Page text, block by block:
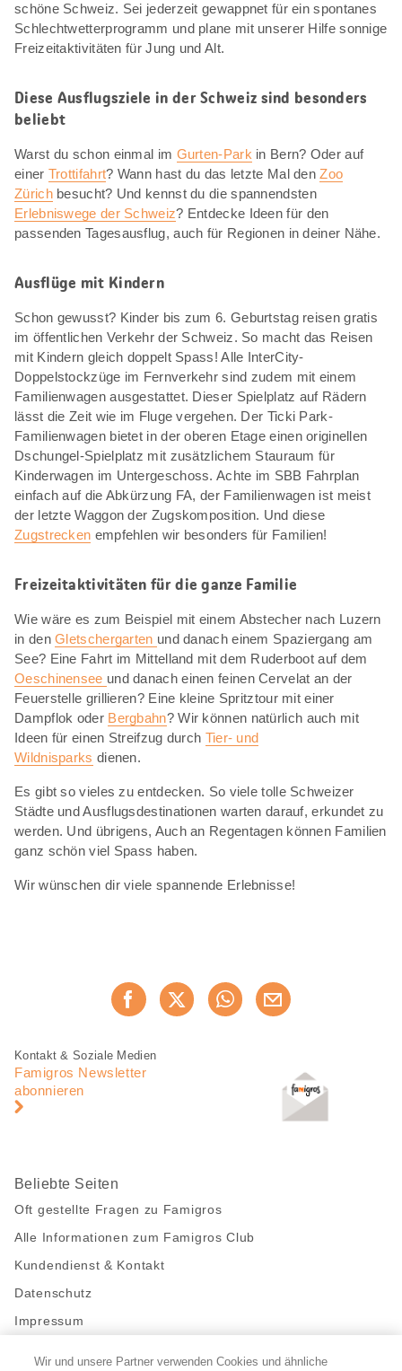
schöne Schweiz. Sei jederzeit gewappnet für ein spontanes
Schlechtwetterprogramm und plane mit unserer Hilfe sonnige
Freizeitaktivitäten für Jung und Alt.
Diese Ausflugsziele in der Schweiz sind besonders
beliebt
Warst du schon einmal im Gurten-Park in Bern? Oder auf
einer Trottifahrt? Wann hast du das letzte Mal denZoo
Zürichbesucht? Und kennst du die spannendsten
Erlebniswege der Schweiz? Entdecke Ideen für den
passenden Tagesausflug, auch für Regionen in deiner Nähe.
Ausflüge mit Kindern
Schon gewusst? Kinder bis zum 6. Geburtstag reisen gratis
im öffentlichen Verkehr der Schweiz. So macht das Reisen
mit Kindern gleich doppelt Spass! Alle InterCity-
Doppelstockzüge im Fernverkehr sind zudem mit einem
Familienwagen ausgestattet. Dieser Spielplatz auf Rädern
lässt die Zeit wie im Fluge vergehen. Der Ticki Park-
Familienwagen bietet in der oberen Etage einen originellen
Dschungel-Spielplatz mit zusätzlichem Stauraum für
Kinderwagen im Untergeschoss. Achte im SBB Fahrplan
einfach auf die Abkürzung FA, der Familienwagen ist meist
der letzte Waggon der Zugskomposition. Und diese
Zugstrecken empfehlen wir besonders für Familien!
Freizeitaktivitäten für die ganze Familie
Wie wäre es zum Beispiel mit einem Abstecher nach Luzern
in denGletschergarten und danach einem Spaziergang am
See? Eine Fahrt im Mittelland mit dem Ruderboot auf dem
Oeschinensee und danach einen feinen Cervelat an der
Feuerstelle grillieren? Eine kleine Spritztour mit einer
Dampflok oder Bergbahn? Wir können natürlich auch mit
Ideen für einen Streifzug durch Tier- und
Wildnisparks dienen.
Es gibt so vieles zu entdecken. So viele tolle Schweizer
Städte und Ausflugsdestinationen warten darauf, erkundet zu
werden. Und übrigens, Auch an Regentagen können Familien
ganz schön viel Spass haben.
Wir wünschen dir viele spannende Erlebnisse!
Jetzt weiterempfehlen
Fusszeile
Fusszeile
Navigation
Kontakt & Soziale Medien
Famigros Newsletter
abonnieren
Beliebte Seiten
Oft gestellte Fragen zu Famigros
Alle Informationen zum Famigros Club
Kundendienst & Kontakt
Datenschutz
Impressum
Bleibe mit uns in Kontakt
Wir und unsere Partner verwenden Cookies und ähnliche